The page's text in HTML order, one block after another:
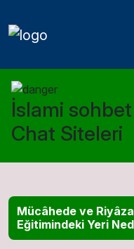
İslami
Chat Siteleri
Mücâhede ve
Eğitimindeki Yeri